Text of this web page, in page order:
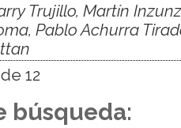
Trujillo, Martín
Pablo Achurra
12
búsqueda: